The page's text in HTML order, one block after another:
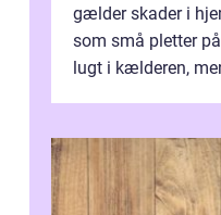
gælder skader i
som små pletter
lugt i kælderen,